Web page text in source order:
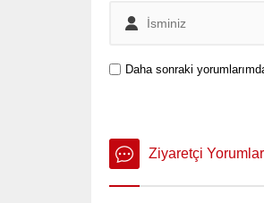
Daha sonraki
Ziyaretçi